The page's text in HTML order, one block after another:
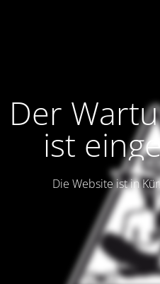
Der
ist
Die Website ist in